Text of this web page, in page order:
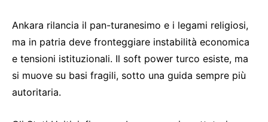
Ankara rilancia il pan-turanesimo e i legami religiosi,
ma in patria deve fronteggiare instabilità economica
e tensioni istituzionali. Il soft power turco esiste, ma
si muove su basi fragili, sotto una guida sempre più
autoritaria.